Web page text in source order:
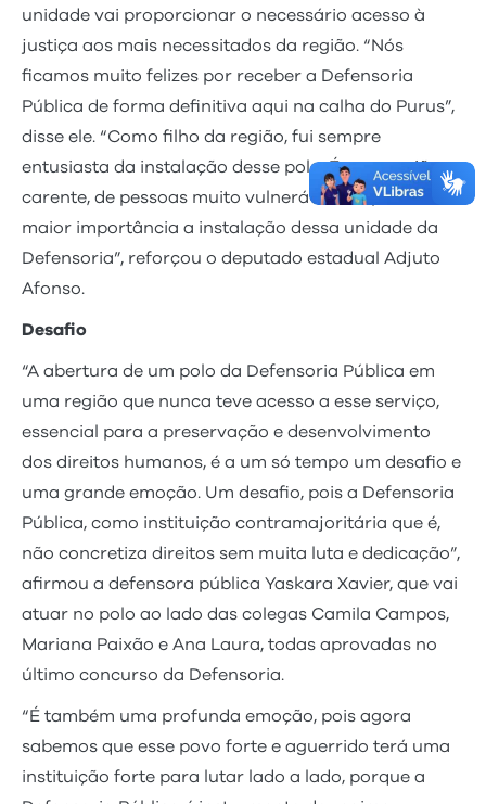
unidade vai proporcionar o necessário acesso à
justiça aos mais necessitados da região. “Nós
ficamos muito felizes por receber a Defensoria
Pública de forma definitiva aqui na calha do Purus”,
disse ele. “Como filho da região, fui sempre
entusiasta da instalação desse polo. É uma região
carente, de pessoas muito vulneráveis. Reputo da
maior importância a instalação dessa unidade da
Defensoria”, reforçou o deputado estadual Adjuto
Afonso.
Desafio
“A abertura de um polo da Defensoria Pública em
uma região que nunca teve acesso a esse serviço,
essencial para a preservação e desenvolvimento
dos direitos humanos, é a um só tempo um desafio e
uma grande emoção. Um desafio, pois a Defensoria
Pública, como instituição contramajoritária que é,
não concretiza direitos sem muita luta e dedicação”,
afirmou a defensora pública Yaskara Xavier, que vai
atuar no polo ao lado das colegas Camila Campos,
Mariana Paixão e Ana Laura, todas aprovadas no
último concurso da Defensoria.
“É também uma profunda emoção, pois agora
sabemos que esse povo forte e aguerrido terá uma
instituição forte para lutar lado a lado, porque a